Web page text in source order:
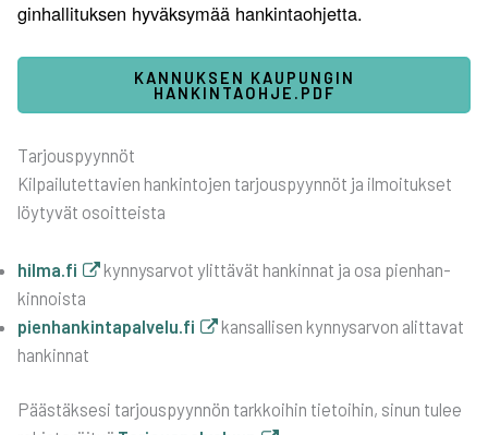
gin­hal­li­tuk­sen hyväk­sy­mää han­kin­taoh­jet­ta.
KAN­NUK­SEN KAU­PUN­GIN
HANKINTAOHJE.PDF
Tar­jous­pyyn­nöt
Kil­pai­lu­tet­ta­vien han­kin­to­jen tar­jous­pyyn­nöt ja ilmoi­tuk­set
löy­ty­vät osoit­teis­ta
hilma.fi
kyn­ny­sar­vot ylit­tä­vät han­kin­nat ja osa pien­han­
kin­nois­ta
pienhankintapalvelu.fi
kan­sal­li­sen kyn­ny­sar­von alit­ta­vat
han­kin­nat
Pääs­täk­se­si tar­jous­pyyn­nön tark­koi­hin tie­toi­hin, sinun tulee